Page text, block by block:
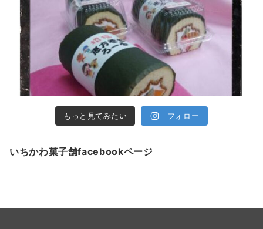
もっと見てみたい フォロー
いちかわ菓子舗facebookページ